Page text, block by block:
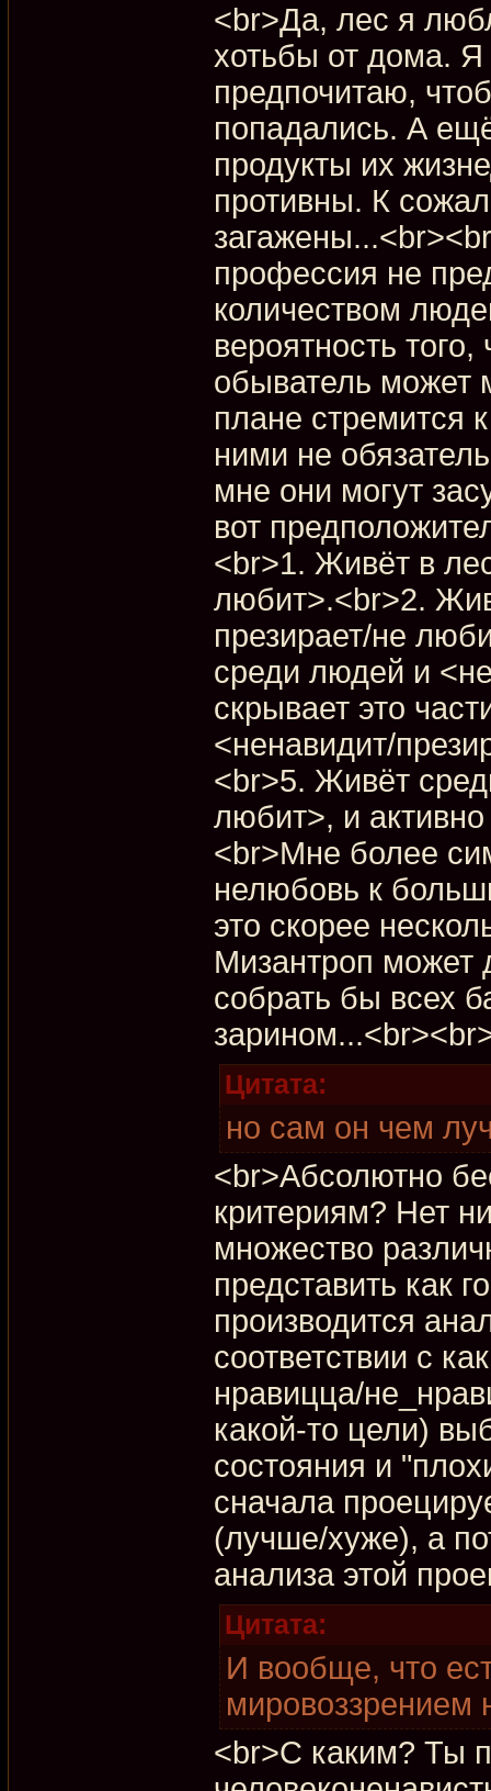
<br>Да, лес я
хотьбы от дома.
предпочитаю,
попадались. А
продукты их
противны. К
профессия не
количеством
вероятность
обыватель может
плане стремится
ними не
мне они могут
вот
<br>1. Живёт в
любит>.<br>2.
презирает/не
среди людей и
скрывает это
<ненавидит/
<br>5. Живёт
любит>, и
<br>Мне более
нелюбовь к
это скорее
Мизантроп может
собрать бы всех
Цитата:
но сам он чем
<br>Абсолютно
критериям? Нет
множество
представить как
производится
соответствии с
нравицца/
какой-то цели)
состояния и
сначала
(лучше/хуже), а
анализа этой
Цитата:
И вообще, что
мировоззрением
<br>С каким? Ты